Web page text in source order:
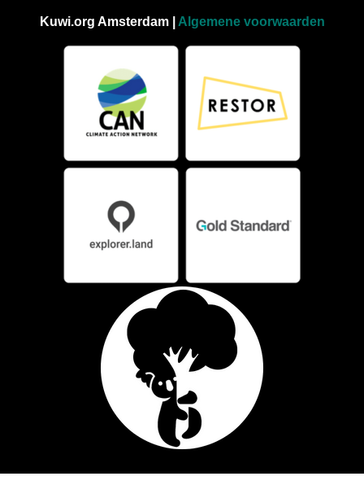
Kuwi.org Amsterdam | Algemene voorwaarden